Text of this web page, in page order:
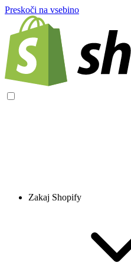
Preskoči na vsebino
Zakaj Shopify